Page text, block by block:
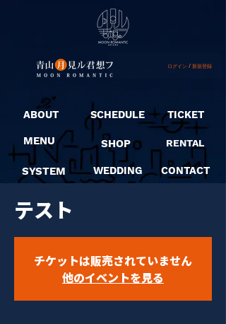
ログイン / 新規登録
ABOUT
MENU
SYSTEM
SCHEDULE
SHOP
WEDDING
TICKET
RENTAL
CONTACT
テスト
チケットは販売されていません
他のイベントを見る